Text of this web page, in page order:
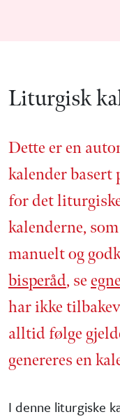
Liturgisk
Dette er en
kalender basert
for det
kalenderne,
manuelt og
bisperåd, se
har ikke
alltid følge
genereres en
I denne liturgiske